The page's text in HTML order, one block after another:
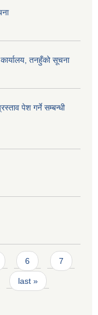
तनहुँको सूचना
पेश गर्ने सम्बन्धी
6 7
last »